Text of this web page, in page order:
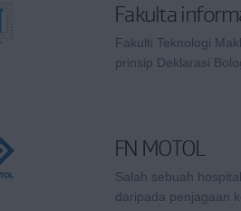
Fakulta
Fakulti Teknologi
prinsip Deklarasi
FN MOTOL
Salah sebuah
daripada penjagaan